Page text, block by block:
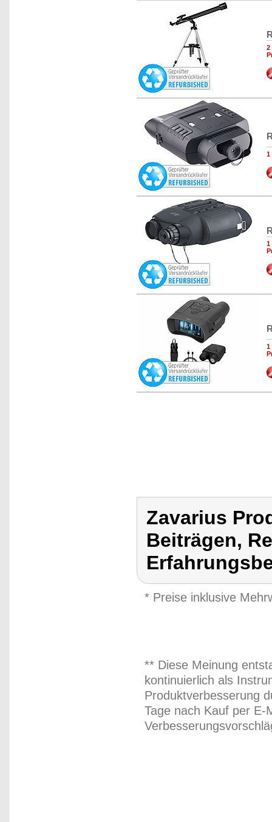
2
1
1
1
Zavarius
Beiträgen,
* Preise inklusive
** Diese Meinung
kontinuierlich als
Produktverbesserung
Tage nach Kauf per E-